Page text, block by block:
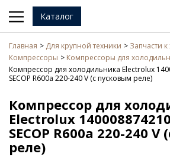
Каталог
Главная Для крупной техники
Запчасти
Компрессоры
Компрессоры для
Компрессор для холодильника Electrolux
SECOP R600а 220-240 V (с пусковым реле)
Компрессор для
Electrolux
SECOP R600а 220-240
реле)